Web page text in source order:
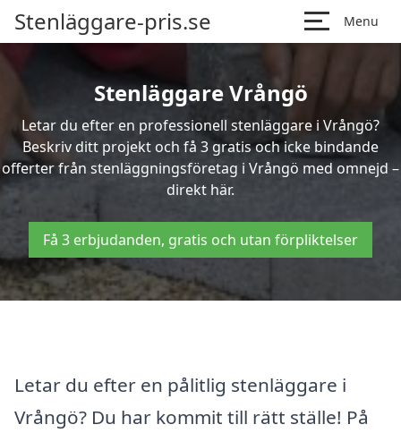
Stenläggare-pris.se Menu
Stenläggare Vrångö
Letar du efter en professionell stenläggare i Vrångö?
Beskriv ditt projekt och få 3 gratis och icke bindande
offerter från stenläggningsföretag i Vrångö med omnejd –
direkt här.
Få 3 erbjudanden, gratis och utan förpliktelser
Letar du efter en pålitlig stenläggare i
Vrångö? Du har kommit till rätt ställe! På